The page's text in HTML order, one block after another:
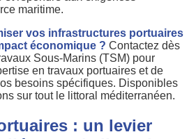
maritime.
vos infrastructures portuaires
économique ? Contactez dès
Sous-Marins (TSM) pour
en travaux portuaires et de
besoins spécifiques. Disponibles
sur tout le littoral méditerranéen.
: un levier